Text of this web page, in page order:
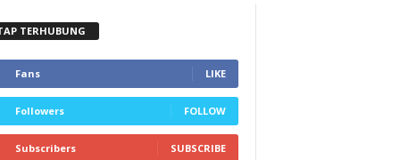
TERHUBUNG
Fans LIKE
Followers FOLLOW
Subscribers SUBSCRIBE